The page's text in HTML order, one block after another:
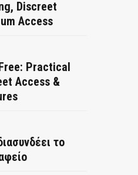
Discreet
Access
Practical
Access &
το